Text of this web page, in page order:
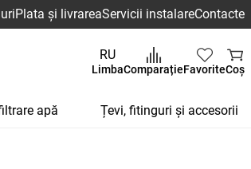
Plata și livrareaServicii instalareContacte
RU
LimbaComparațieFavoriteCoș
apă Țevi, fitinguri și accesorii